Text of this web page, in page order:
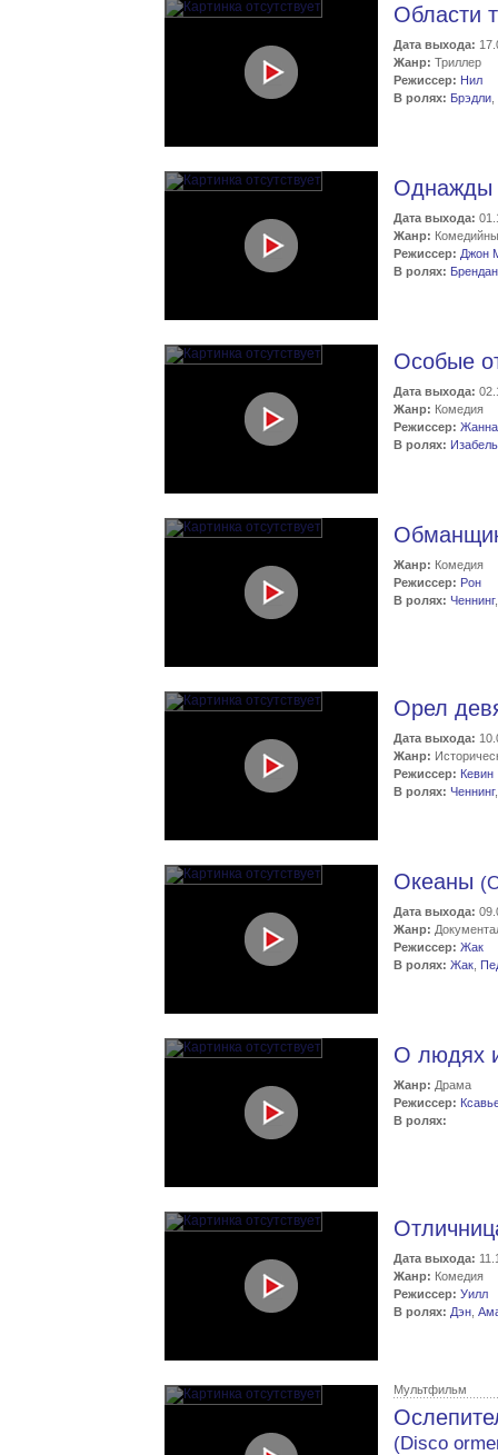
Области
Дата выхода:
Жанр: Триллер
Режиссер: Нил
В ролях: Брэдли
Однажды
Дата выхода:
Жанр:
Режиссер: Джон
В ролях: Брендан
Особые
Дата выхода:
Жанр: Комедия
Режиссер: Жанна
В ролях: Изабель
Жанр: Комедия
Режиссер: Рон
В ролях: Ченнинг
Орел
Дата выхода:
Жанр:
Режиссер: Кевин
В ролях: Ченнинг
Океаны
Дата выхода:
Жанр:
Режиссер: Жак
В ролях: Жак
О людях
Жанр: Драма
Режиссер:
В ролях:
Дата выхода:
Жанр: Комедия
Режиссер: Уилл
В ролях: Дэн
Мультфильм
(Disco